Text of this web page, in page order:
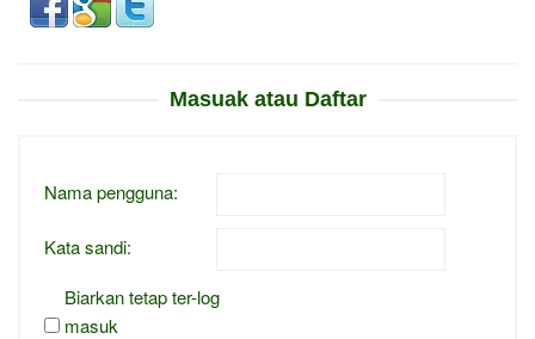
Masuak atau Daftar
Nama pengguna:
Kata sandi:
Biarkan tetap ter-log
masuk